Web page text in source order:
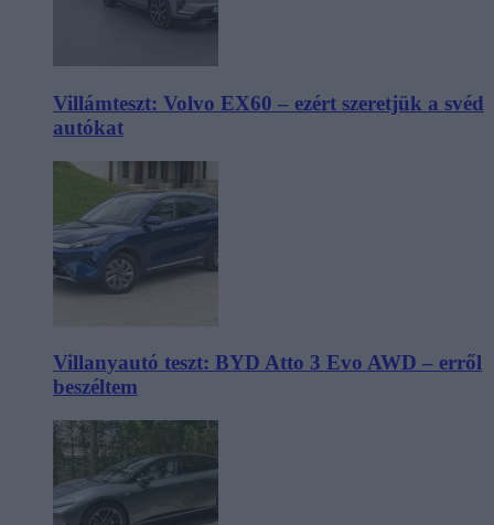
Villámteszt: Volvo EX60 – ezért szeretjük a svéd
autókat
Villanyautó teszt: BYD Atto 3 Evo AWD – erről
beszéltem